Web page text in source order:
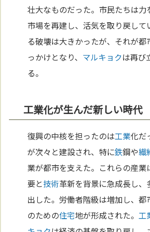
壮大なものだった。市民たちは力
市場を再建し、活気を取り戻して
る破壊は大きかったが、それが都
っかけとなり、 マルキョクは再び
る。
工業化が生んだ新しい時代
復興の中核を担ったのは工業化だ
が次々と建設され、特に鉄鋼や繊
業が都市を支えた。これらの産業
要と技術革新を背景に急成長し、
出した。労働者階級は増加し、都
のための住宅地が形成された。 工